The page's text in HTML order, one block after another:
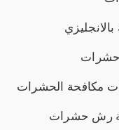
بالانجليزي
مكافحة الحشرات
رش حشرات